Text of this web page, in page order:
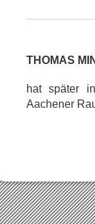
THOMAS
hat später
Aachener